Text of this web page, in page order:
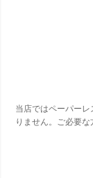
当店ではペーパー
りません。ご必要な